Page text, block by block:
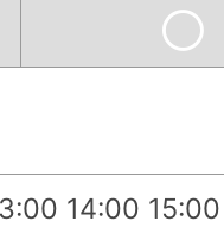
14:00 15:00